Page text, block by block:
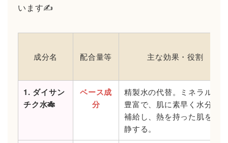
います✍️
成分名 配合量等 主な効果・役割
1. ダイサン
チク水🎋
ベース成
分
精製水の代替。ミネラルが
豊富で、肌に素早く水分を
補給し、熱を持った肌を鎮
静する。